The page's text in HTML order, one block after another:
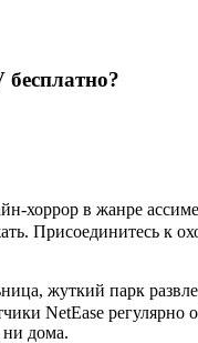
хоррор в жанре
Присоединитесь к
жуткий парк
NetEase
ни дома.